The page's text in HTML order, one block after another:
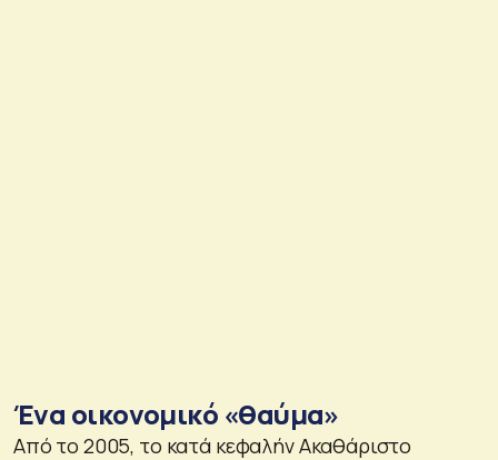
Ένα οικονομικό «θαύμα»
Από το 2005, το κατά κεφαλήν Ακαθάριστο